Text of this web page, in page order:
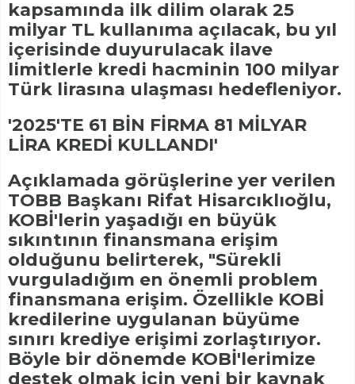
kapsamında ilk dilim olarak 25
milyar TL kullanıma açılacak, bu yıl
içerisinde duyurulacak ilave
limitlerle kredi hacminin 100 milyar
Türk lirasına ulaşması hedefleniyor.
'2025'TE 61 BİN FİRMA 81 MİLYAR
LİRA KREDİ KULLANDI'
Açıklamada görüşlerine yer verilen
TOBB Başkanı Rifat Hisarcıklıoğlu,
KOBİ'lerin yaşadığı en büyük
sıkıntının finansmana erişim
olduğunu belirterek, "Sürekli
vurguladığım en önemli problem
finansmana erişim. Özellikle KOBİ
kredilerine uygulanan büyüme
sınırı krediye erişimi zorlaştırıyor.
Böyle bir dönemde KOBİ'lerimize
destek olmak için yeni bir kaynak